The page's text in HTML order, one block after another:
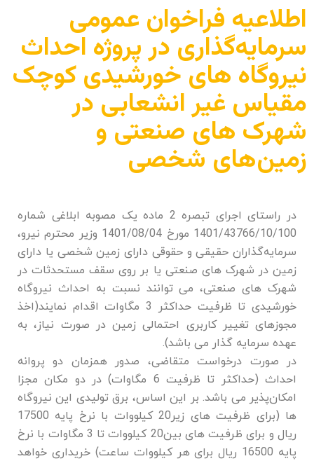
اطلاعیه فراخوان عمومی
سرمایه‌گذاری در پروژه احداث
نیروگاه های خورشیدی کوچک
مقیاس غیر انشعابی در
شهرک های صنعتی و
زمین‌های شخصی
در راستای اجرای تبصره 2 ماده یک مصوبه ابلاغی شماره
1401/43766/10/100 مورخ 1401/08/04 وزیر محترم نیرو،
سرمایه‌گذاران حقیقی و حقوقی دارای زمین شخصی یا دارای
زمین در شهرک های صنعتی یا بر روی سقف مستحدثات در
شهرک های صنعتی، می توانند نسبت به احداث نیروگاه
خورشیدی تا ظرفیت حداکثر 3 مگاوات اقدام نمایند(اخذ
مجوزهای تغییر کاربری احتمالی زمین در صورت نیاز، به
عهده سرمایه گذار می باشد).
در صورت درخواست متقاضی، صدور همزمان دو پروانه
احداث (حداکثر تا ظرفیت 6 مگاوات) در دو مکان مجزا
امکان‌پذیر می باشد. بر این اساس، برق تولیدی این نیروگاه
ها (برای ظرفیت های زیر20 کیلووات با نرخ پایه 17500
ریال و برای ظرفیت های بین20 کیلووات تا 3 مگاوات با نرخ
پایه 16500 ریال برای هر کیلووات ساعت) خریداری خواهد